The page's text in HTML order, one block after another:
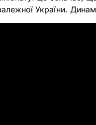
України.